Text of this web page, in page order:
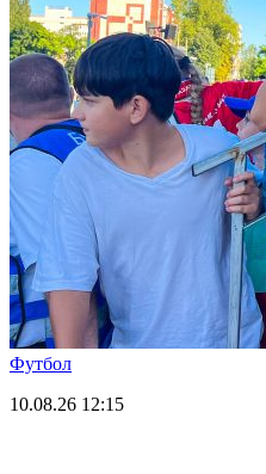
Футбол
10.08.26 12:15